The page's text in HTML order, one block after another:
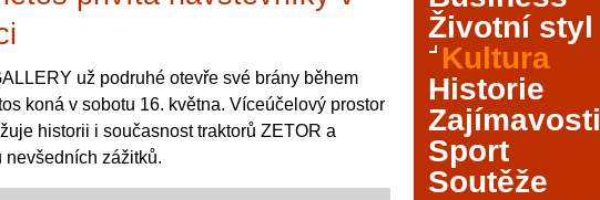
už podruhé otevře své brány během
koná v sobotu 16. května. Víceúčelový prostor
historii i současnost traktorů ZETOR a
nevšedních zážitků.
rulety po video automaty
Brno je městem známým pro zajímavé památky, skvělé
restaurace, divadla a univerzity. Mimo jiné je ale také
místem, kde si můžete legálně a bezpečně vyzkoušet
různé kasinové hry. V neustále kvetoucí moravské
metropoli naleznete širokou nabídku her od klasické
Životní styl
Kultura
Historie
Zajímavosti
Sport
Soutěže